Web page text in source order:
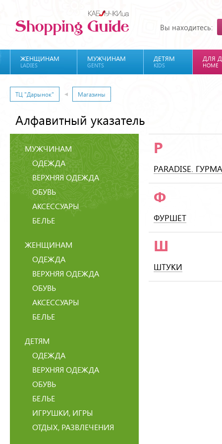
Вы находитесь:
ЖЕНЩИНАМ
LADIES
МУЖЧИНАМ
GENTS
ДЕТЯМ
KIDS
ДЛЯ
HOME
ТЦ "Дарынок" Магазины
Алфавитный указатель
МУЖЧИНАМ
ОДЕЖДА
ВЕРХНЯЯ ОДЕЖДА
ОБУВЬ
АКСЕССУАРЫ
БЕЛЬЕ
ЖЕНЩИНАМ
ОДЕЖДА
ВЕРХНЯЯ ОДЕЖДА
ОБУВЬ
АКСЕССУАРЫ
БЕЛЬЕ
ДЕТЯМ
ОДЕЖДА
ВЕРХНЯЯ ОДЕЖДА
ОБУВЬ
БЕЛЬЕ
ИГРУШКИ, ИГРЫ
ОТДЫХ, РАЗВЛЕЧЕНИЯ
P
PARADISE.
Ф
ФУРШЕТ
Ш
ШТУКИ